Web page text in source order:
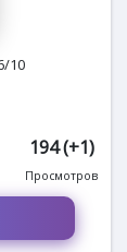
10
194 (+1)
Просмотров